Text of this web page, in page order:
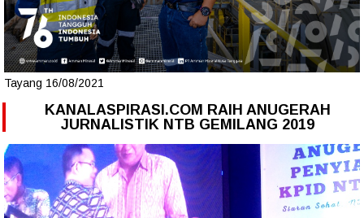
Tayang 16/08/2021
KANALASPIRASI.COM RAIH ANUGERAH
JURNALISTIK NTB GEMILANG 2019